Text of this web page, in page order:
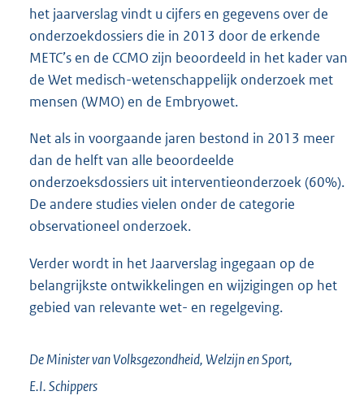
het jaarverslag vindt u cijfers en gegevens over de
onderzoekdossiers die in 2013 door de erkende
METC’s en de CCMO zijn beoordeeld in het kader van
de Wet medisch-wetenschappelijk onderzoek met
mensen (WMO) en de Embryowet.
Net als in voorgaande jaren bestond in 2013 meer
dan de helft van alle beoordeelde
onderzoeksdossiers uit interventieonderzoek (60%).
De andere studies vielen onder de categorie
observationeel onderzoek.
Verder wordt in het Jaarverslag ingegaan op de
belangrijkste ontwikkelingen en wijzigingen op het
gebied van relevante wet- en regelgeving.
De Minister van Volksgezondheid, Welzijn en Sport,
E.I.Schippers